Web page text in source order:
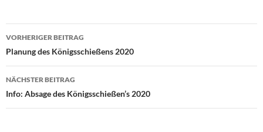
Beitragsnavigation
VORHERIGER BEITRAG
Planung des Königsschießens 2020
NÄCHSTER BEITRAG
Info: Absage des Königsschießen’s 2020